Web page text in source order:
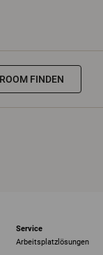
FINDEN
Service
Arbeitsplatzlösungen